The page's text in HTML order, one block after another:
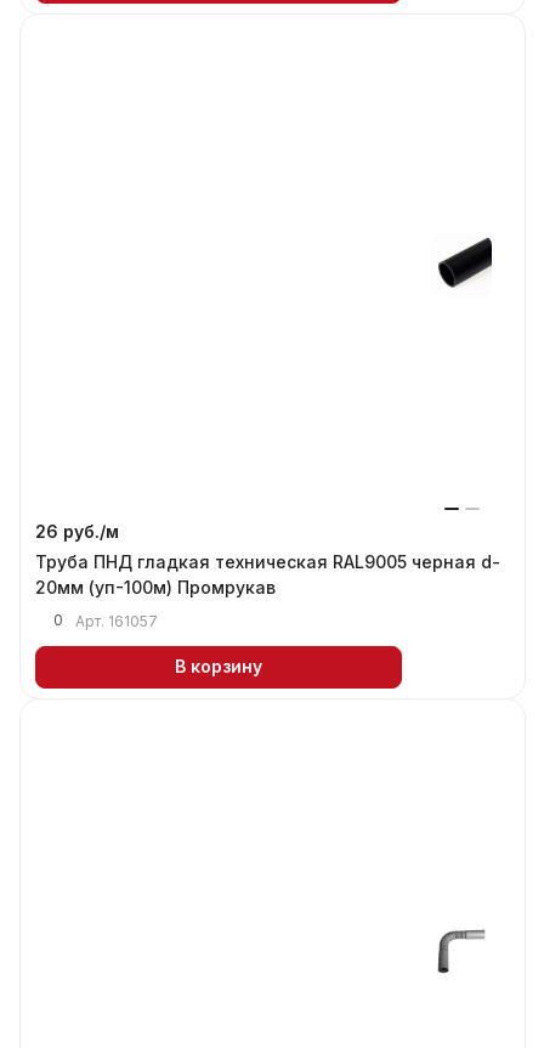
26 руб./м
Труба ПНД гладкая техническая RAL9005 черная d-
20мм (уп-100м) Промрукав
0 Арт. 161057
В корзину